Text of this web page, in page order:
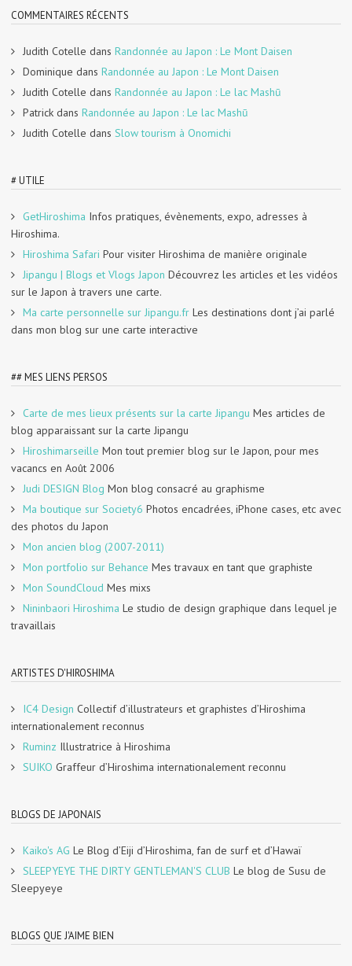
COMMENTAIRES RÉCENTS
Judith Cotelle dans Randonnée au Japon : Le Mont Daisen
Dominique dans Randonnée au Japon : Le Mont Daisen
Judith Cotelle dans Randonnée au Japon : Le lac Mashū
Patrick dans Randonnée au Japon : Le lac Mashū
Judith Cotelle dans Slow tourism à Onomichi
# UTILE
GetHiroshima Infos pratiques, évènements, expo, adresses à
Hiroshima.
Hiroshima Safari Pour visiter Hiroshima de manière originale
Jipangu | Blogs et Vlogs Japon Découvrez les articles et les vidéos
sur le Japon à travers une carte.
Ma carte personnelle sur Jipangu.fr Les destinations dont j’ai parlé
dans mon blog sur une carte interactive
## MES LIENS PERSOS
Carte de mes lieux présents sur la carte Jipangu Mes articles de
blog apparaissant sur la carte Jipangu
Hiroshimarseille Mon tout premier blog sur le Japon, pour mes
vacancs en Août 2006
Judi DESIGN Blog Mon blog consacré au graphisme
Ma boutique sur Society6 Photos encadrées, iPhone cases, etc avec
des photos du Japon
Mon ancien blog (2007-2011)
Mon portfolio sur Behance Mes travaux en tant que graphiste
Mon SoundCloud Mes mixs
Nininbaori Hiroshima Le studio de design graphique dans lequel je
travaillais
ARTISTES D'HIROSHIMA
IC4 Design Collectif d’illustrateurs et graphistes d’Hiroshima
internationalement reconnus
Ruminz Illustratrice à Hiroshima
SUIKO Graffeur d’Hiroshima internationalement reconnu
BLOGS DE JAPONAIS
Kaiko's AG Le Blog d’Eiji d’Hiroshima, fan de surf et d’Hawaï
SLEEPYEYE THE DIRTY GENTLEMAN'S CLUB Le blog de Susu de
Sleepyeye
BLOGS QUE J'AIME BIEN